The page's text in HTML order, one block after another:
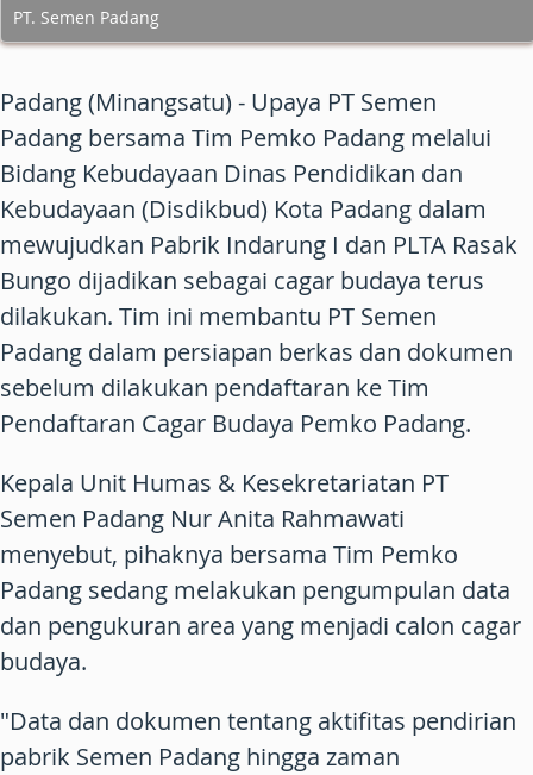
PT. Semen Padang
Padang (Minangsatu) - Upaya PT Semen
Padang bersama Tim Pemko Padang melalui
Bidang Kebudayaan Dinas Pendidikan dan
Kebudayaan (Disdikbud) Kota Padang dalam
mewujudkan Pabrik Indarung I dan PLTA Rasak
Bungo dijadikan sebagai cagar budaya terus
dilakukan. Tim ini membantu PT Semen
Padang dalam persiapan berkas dan dokumen
sebelum dilakukan pendaftaran ke Tim
Pendaftaran Cagar Budaya Pemko Padang.
Kepala Unit Humas & Kesekretariatan PT
Semen Padang Nur Anita Rahmawati
menyebut, pihaknya bersama Tim Pemko
Padang sedang melakukan pengumpulan data
dan pengukuran area yang menjadi calon cagar
budaya.
"Data dan dokumen tentang aktifitas pendirian
pabrik Semen Padang hingga zaman